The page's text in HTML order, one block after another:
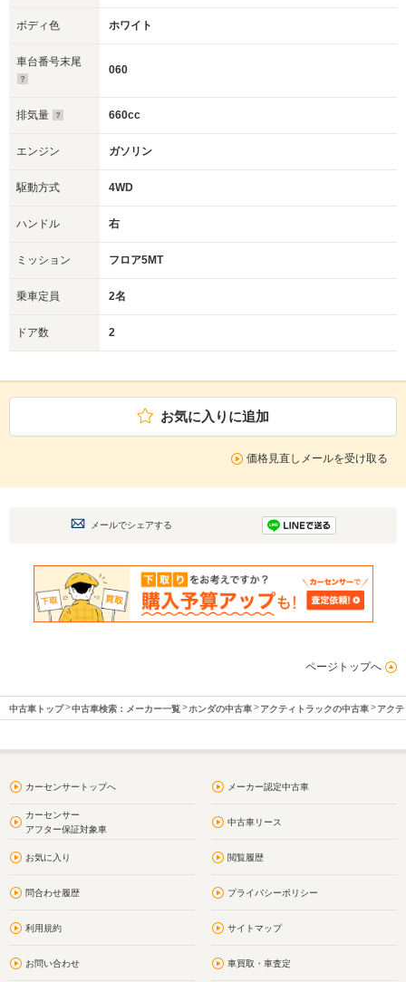
ボディ色 ホワイト
車台番号末尾
060
排気量 660cc
エンジン ガソリン
駆動方式 4WD
ハンドル 右
ミッション フロア5MT
乗車定員 2名
ドア数 2
お気に入りに追加
価格見直しメールを受け取る
メールでシェアする
ページトップへ
中古車トップ 中古車検索：メーカー一覧 ホンダの中古車 アクティトラックの中古車 アク
カーセンサートップへ メーカー認定中古車
カーセンサー
アフター保証対象車
中古車リース
お気に入り 閲覧履歴
問合わせ履歴 プライバシーポリシー
利用規約 サイトマップ
お問い合わせ 車買取・車査定